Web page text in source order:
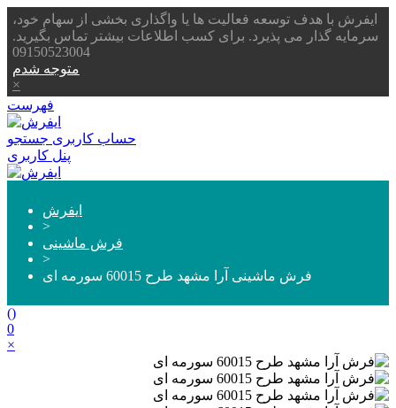
ایفرش با هدف توسعه فعالیت ها یا واگذاری بخشی از سهام خود،
سرمایه گذار می پذیرد. برای کسب اطلاعات بیشتر تماس بگیرید.
09150523004
متوجه شدم
×
فهرست
حساب کاربری جستجو
پنل کاربری
ایفرش
>
فرش ماشینی
>
فرش ماشینی آرا مشهد طرح 60015 سورمه ای
()
0
×